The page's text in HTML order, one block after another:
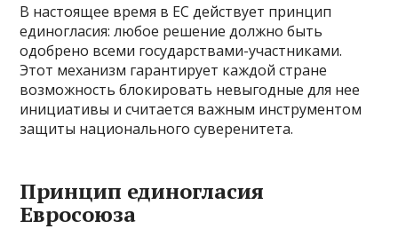
В настоящее время в ЕС действует принцип
единогласия: любое решение должно быть
одобрено всеми государствами-участниками.
Этот механизм гарантирует каждой стране
возможность блокировать невыгодные для нее
инициативы и считается важным инструментом
защиты национального суверенитета.
Принцип единогласия
Евросоюза